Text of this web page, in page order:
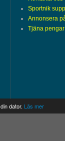
Sportnik
Annonsera
Tjäna pengar
dator. Läs mer